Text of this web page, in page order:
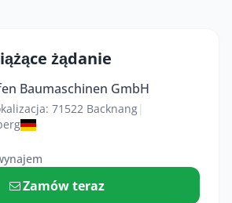
żądanie
Baumaschinen GmbH
71522 Backnang|
Zamów teraz